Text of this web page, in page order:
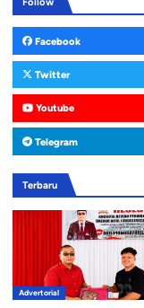
Facebook
Twitter
Youtube
Telegram
Terbaru
Advertorial